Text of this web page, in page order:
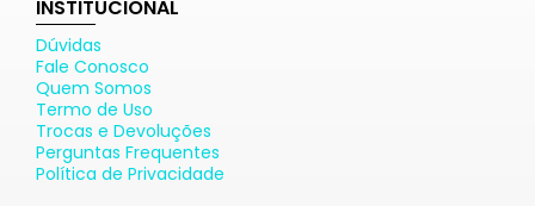
INSTITUCIONAL
Dúvidas
Fale Conosco
Quem Somos
Termo de Uso
Trocas e Devoluções
Perguntas Frequentes
Política de Privacidade